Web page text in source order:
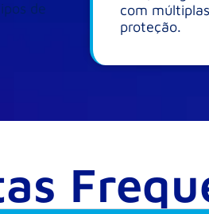
de
com
proteção.